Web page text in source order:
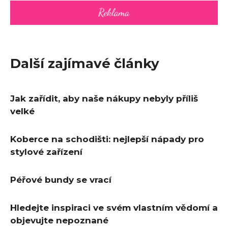
Další zajímavé články
Jak zařídit, aby naše nákupy nebyly příliš
velké
Koberce na schodišti: nejlepší nápady pro
stylové zařízení
Péřové bundy se vrací
Hledejte inspiraci ve svém vlastním vědomí a
objevujte nepoznané